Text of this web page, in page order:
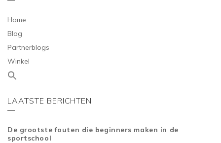
Home
Blog
Partnerblogs
Winkel
LAATSTE BERICHTEN
De grootste fouten die beginners maken in de
sportschool